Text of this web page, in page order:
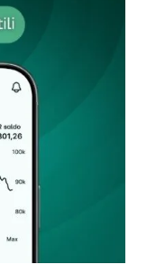
Pakolliset